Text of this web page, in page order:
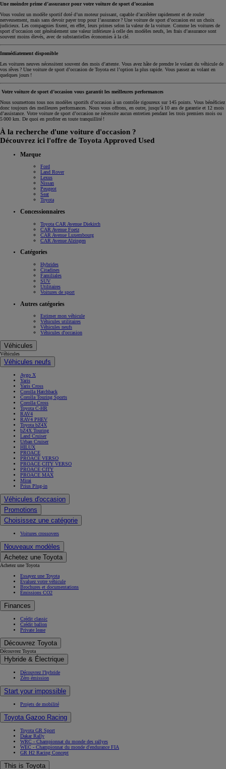
Une moindre prime d’assurance pour votre voiture de sport d’occasion
Vous voulez un modèle sportif doté d’un moteur puissant, capable d’accélérer rapidement et de rouler
nerveusement, mais sans devoir payer trop pour l’assurance ? Une voiture de sport d’occasion est un choix
judicieux. Les compagnies fixent, en effet, leurs primes selon la valeur de la voiture. Comme les voitures de
sport d’occasion ont généralement une valeur inférieure à celle des modèles neufs, les frais d’assurance sont
souvent moins élevés, avec de substantielles économies à la clé.
Immédiatement disponible
Les voitures neuves nécessitent souvent des mois d’attente. Vous avez hâte de prendre le volant du véhicule de
vos rêves ? Une voiture de sport d’occasion de Toyota est l’option la plus rapide. Vous passez au volant en
quelques jours !
Votre voiture de sport d’occasion vous garantit les meilleures performances
Nous soumettons tous nos modèles sportifs d’occasion à un contrôle rigoureux sur 145 points. Vous bénéficiez
donc toujours des meilleures performances. Nous vous offrons, en outre, jusqu’à 10 ans de garantie et 12 mois
d’assistance. Votre voiture de sport d’occasion ne nécessite aucun entretien pendant les trois premiers mois ou
5 000 km. De quoi en profiter en toute tranquillité !
À la recherche d'une voiture d'occasion ?
Découvrez ici l'offre de Toyota Approved Used
Marque
Ford
Land Rover
Lexus
Nissan
Peugeot
Seat
Toyota
Concessionnaires
Toyota CAR Avenue Diekirch
CAR Avenue Foetz
CAR Avenue Luxembourg
CAR Avenue Alzingen
Catégories
Hybrides
Citadines
Familiales
SUV
Utilitaires
Voitures de sport
Autres catégories
Estimer mon véhicule
Véhicules utilitaires
Véhicules neufs
Véhicules d'occasion
Véhicules
Véhicules
Véhicules neufs
Aygo X
Yaris
Yaris Cross
Corolla Hatchback
Corolla Touring Sports
Corolla Cross
Toyota C-HR
RAV4
RAV4 PHEV
Toyota bZ4X
bZ4X Touring
Land Cruiser
Urban Cruiser
HILUX
PROACE
PROACE VERSO
PROACE CITY VERSO
PROACE CITY
PROACE MAX
Mirai
Prius Plug-in
Véhicules d'occasion
Promotions
Choisissez une catégorie
Voitures crossovers
Nouveaux modèles
Achetez une Toyota
Achetez une Toyota
Essayez une Toyota
Évaluez votre véhicule
Brochures et documentations
Émissions CO2
Finances
Crédit classic
Crédit ballon
Private lease
Découvrez Toyota
Découvrez Toyota
Hybride & Électrique
Découvrez l'hybride
Zéro émission
Start your impossible
Projets de mobilité
Toyota Gazoo Racing
Toyota GR Sport
Dakar Rally
WRC - Championnat du monde des rallyes
WEC - Championnat du monde d'endurance FIA
GR H2 Racing Concept
This is Toyota